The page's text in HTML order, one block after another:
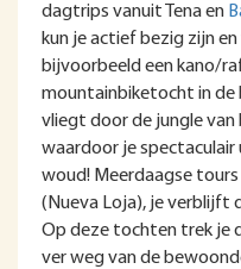
dagtrips vanuit Tena en
kun je actief bezig zijn
bijvoorbeeld een kano/
mountainbiketocht in de
vliegt door de jungle
waardoor je
woud! Meerdaagse
(Nueva Loja), je verblijft
Op deze tochten trek je
ver weg van de